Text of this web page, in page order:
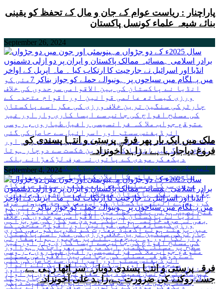
پاراچنار : ریاست عوام کے جان و مال کے تحفظ کو یقینی
بنائے شیعہ علماء کونسل پاکستان
September 26, 2024
فروغ دیاجارہا ہے ، زاہد آخونزادہ
September 4, 2024
فرقہ پرستی و انتہا پسندی دوبارہ سر اٹھا رہی ہے
جسے روکنے کی ضرورت ہے،زاہد علی آخونزادہ